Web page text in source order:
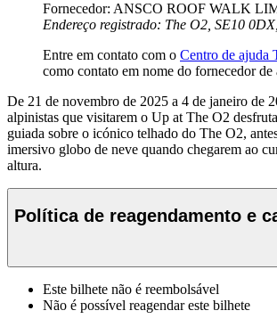
Fornecedor: ANSCO ROOF WALK
Endereço registrado: The O2, SE10
Entre em contato com o Centro de ajuda
como contato em nome do fornecedor de
De 21 de novembro de 2025 a 4 de janeiro de
alpinistas que visitarem o Up at The O2
guiada sobre o icónico telhado do The O2,
imersivo globo de neve quando chegarem ao
altura.
Política de reagendamento e
Este bilhete não é reembolsável
Não é possível reagendar este bilhete